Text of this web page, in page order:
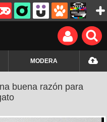
MODERA
buena razón para